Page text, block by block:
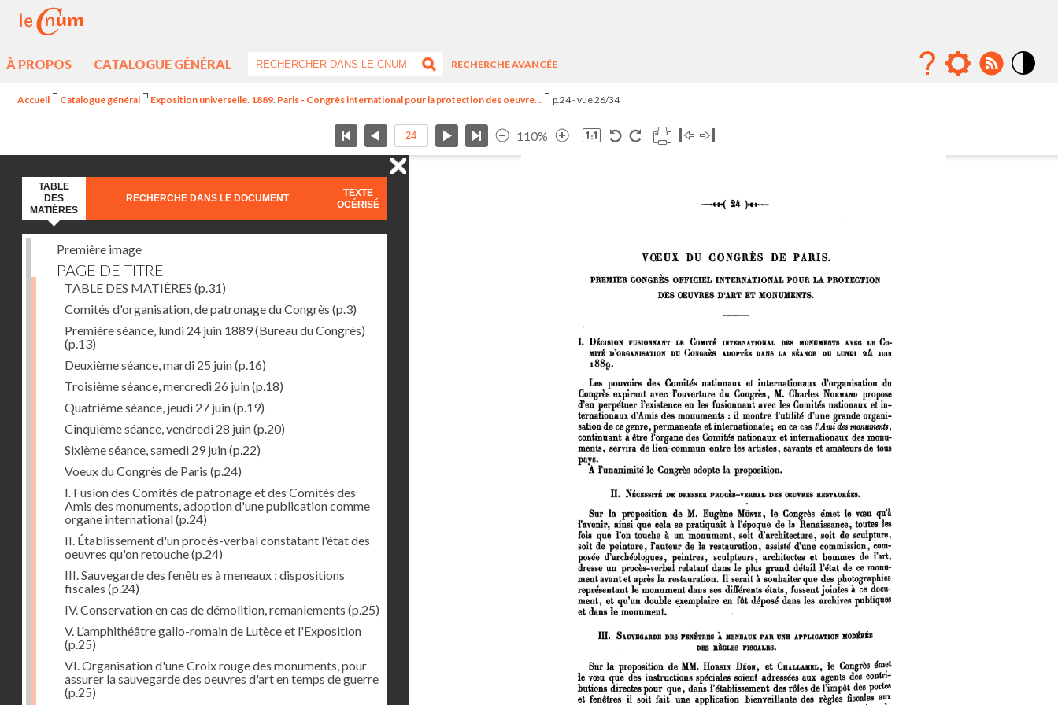
À PROPOS CATALOGUE GÉNÉRAL
RECHERCHE AVANCÉE
Accueil Catalogue général Exposition universelle. 1889. Paris - Congrès international pour la protection des oeuvre... p.24 - vue 26/34
110%
TABLE
DES
MATIÈRES
RECHERCHE DANS LE DOCUMENT
TEXTE
OCÉRISÉ
Première image
PAGE DE TITRE
TABLE DES MATIÈRES (p.31)
Comités d'organisation, de patronage du Congrès (p.3)
Première séance, lundi 24 juin 1889 (Bureau du Congrès)
(p.13)
Deuxième séance, mardi 25 juin(p.16)
Troisième séance, mercredi 26 juin(p.18)
Quatrième séance, jeudi 27 juin(p.19)
Cinquième séance, vendredi 28 juin(p.20)
Sixième séance, samedi 29 juin(p.22)
Voeux du Congrès de Paris (p.24)
I. Fusion des Comités de patronage et des Comités des
Amis des monuments, adoption d'une publication comme
organe international(p.24)
II. Établissement d'un procès-verbal constatant l'état des
oeuvres qu'on retouche(p.24)
III. Sauvegarde des fenêtres à meneaux : dispositions
fiscales (p.24)
IV. Conservation en cas de démolition, remaniements (p.25)
V. L'amphithéâtre gallo-romain de Lutèce et l'Exposition
(p.25)
VI. Organisation d'une Croix rouge des monuments, pour
assurer la sauvegarde des oeuvres d'art en temps de guerre
(p.25)